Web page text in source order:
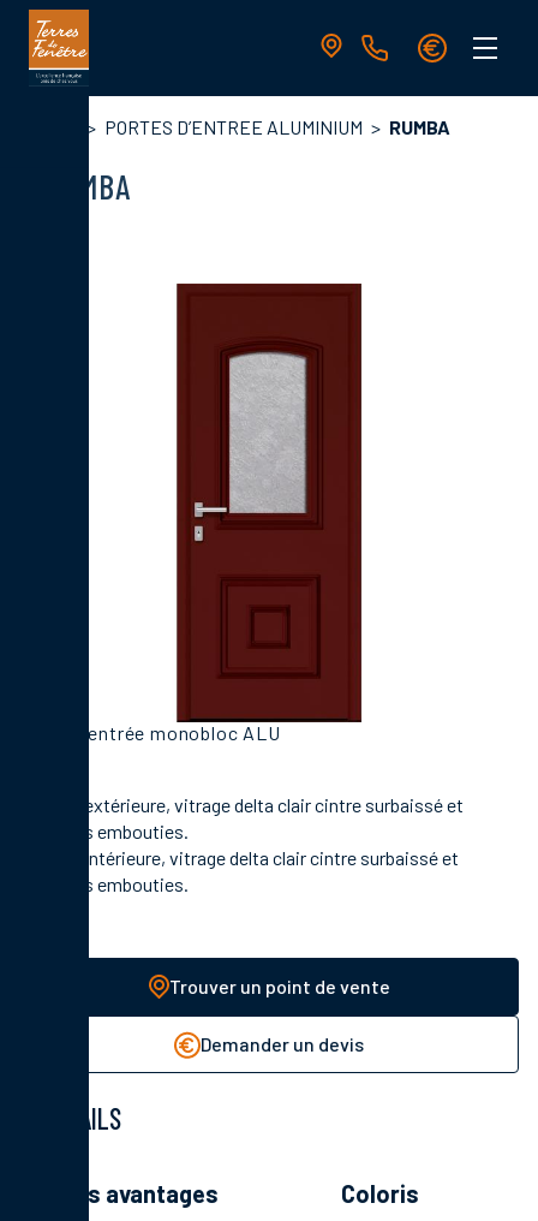
Aller
contenu
principale
PORTES D’ENTREE ALUMINIUM RUMBA
RUMBA
Porte d'entrée monobloc ALU
En face extérieure, vitrage delta clair cintre surbaissé et
moulures embouties.
En face intérieure, vitrage delta clair cintre surbaissé et
moulures embouties.
Trouver un point de vente
Demander un devis
DÉTAILS
les avantages coloris